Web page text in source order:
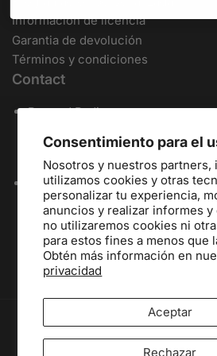
Consentimiento para el
Nosotros y nuestros partners,
utilizamos cookies y otras
personalizar tu experiencia,
anuncios y realizar informes y
no utilizaremos cookies ni
para estos fines a menos que
Obtén más información en
privacidad
Aceptar
Rechazar
Información de licencia
Garantia de devolución
Términos y condiciones
Contact
Rugged Radios
Arroyo Grande, CA 93420
- - - - - - - - - - - -
Local / International:805-541-
Toll Free:888-541-7223
Español:805-810-9413
Dealers:(805) 574-2448